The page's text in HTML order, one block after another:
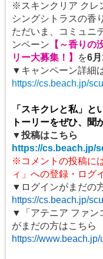
※ スキンクリア クレ
シングシトラスの香
ただいま、コミュニ
ンペーン 【～香りの
リー大募集！】
を6
▼キャンペーン詳細
https://cs.beach.jp/
「スキクレと私」と
トーリーをぜひ、聞
▼投稿はこちら
https://cs.beach.jp/
※コメントの投稿に
ィ」への登録・ログ
▼ ログインがまだの
https://cs.beach.jp/
▼
「アテニア ファ
がまだの方はこちら
https://